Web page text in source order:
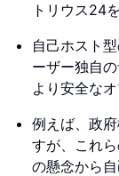
トリウス24
自己ホスト
ーザー独自
より安全な
例えば、政
すが、これ
の懸念から